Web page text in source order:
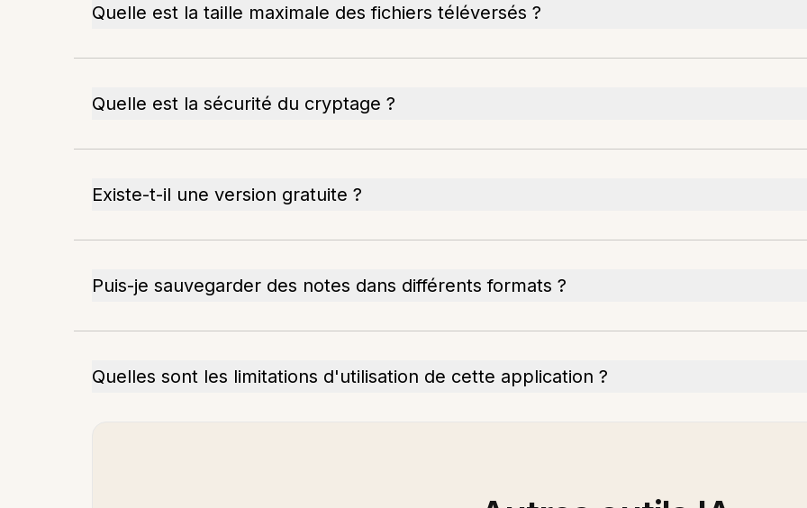
Quelle est la taille maximale des fichiers téléversés ?
Quelle est la sécurité du cryptage ?
Existe-t-il une version gratuite ?
Puis-je sauvegarder des notes dans différents formats ?
Quelles sont les limitations d'utilisation de cette application ?